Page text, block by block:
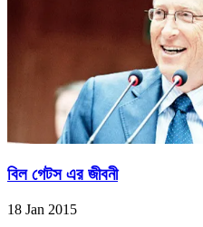
বিল গেটস এর জীবনী
18 Jan 2015